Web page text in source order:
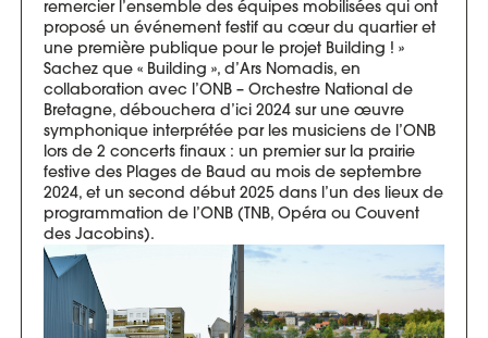
remercier l’ensemble des équipes mobilisées qui ont
proposé un événement festif au cœur du quartier et
une première publique pour le projet Building ! »
Sachez que « Building », d’Ars Nomadis, en
collaboration avec l’ONB – Orchestre National de
Bretagne, débouchera d’ici 2024 sur une œuvre
symphonique interprétée par les musiciens de l’ONB
lors de 2 concerts finaux : un premier sur la prairie
festive des Plages de Baud au mois de septembre
2024, et un second début 2025 dans l’un des lieux de
programmation de l’ONB (TNB, Opéra ou Couvent
des Jacobins).